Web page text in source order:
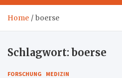
Home boerse
Schlagwort:boerse
FORSCHUNG MEDIZIN